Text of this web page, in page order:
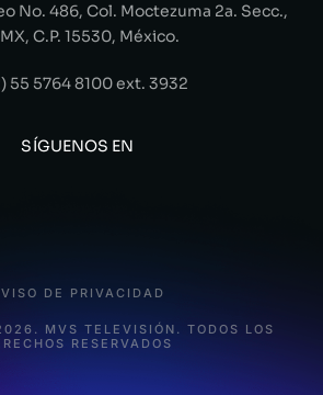
No. 486, Col. Moctezuma 2a. Secc.,
C.P. 15530, México.
55 5764 8100 ext. 3932
SÍGUENOS EN
MVS TELEVISIÓN. TODOS LOS
RESERVADOS
DE PRIVACIDAD